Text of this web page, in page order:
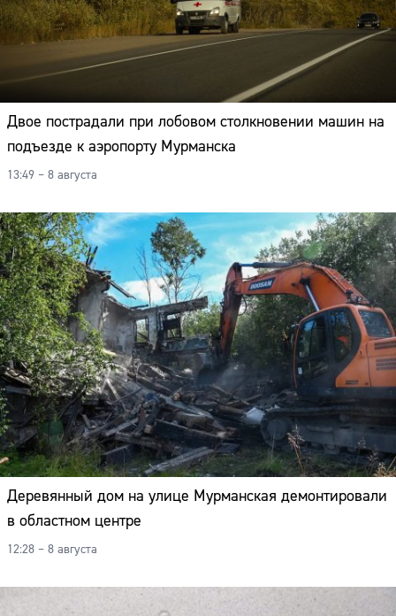
Двое пострадали при лобовом столкновении машин на
подъезде к аэропорту Мурманска
13:49 – 8 августа
Деревянный дом на улице Мурманская демонтировали
в областном центре
12:28 – 8 августа